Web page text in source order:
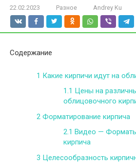
22.02.2023 Разное Andrey Ku
Содержание
1 Какие кирпичи идут на
1.1 Цены на
облицовочного
2 Форматирование кирпича
2.1 Видео —
кирпича
3 Целесообразность